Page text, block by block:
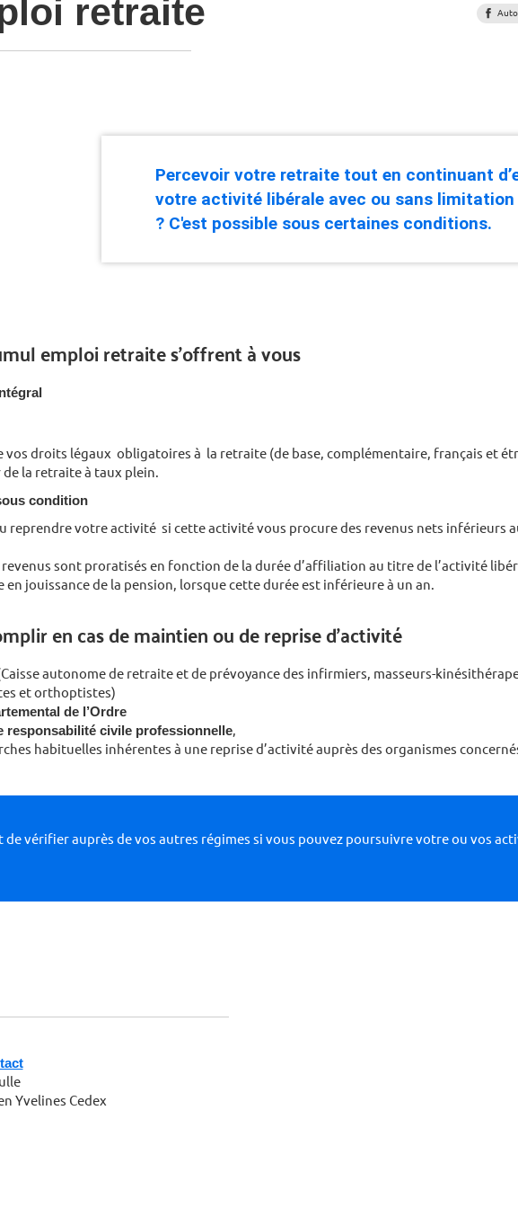
retraite
Percevoir votre retraite tout en continuant
votre activité libérale avec ou sans limitation
? C'est possible sous certaines conditions.
emploi retraite s’offrent à vous
vos droits légaux obligatoires à la retraite (de base, complémentaire, français et
la retraite à taux plein.
condition
reprendre votre activité si cette activité vous procure des revenus nets inférieurs
sont proratisés en fonction de la durée d’affiliation au titre de l’activité
en jouissance de la pension, lorsque cette durée est inférieure à un an.
en cas de maintien ou de reprise d’activité
autonome de retraite et de prévoyance des infirmiers, masseurs-
et orthoptistes)
de l’Ordre
responsabilité civile professionnelle,
habituelles inhérentes à une reprise d’ac­tivité auprès des organismes
vérifier auprès de vos autres régimes si vous pouvez poursuivre votre ou vos
Yvelines Cedex